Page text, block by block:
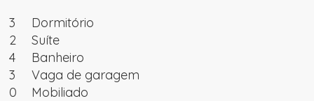
3
Dormitório
2
Suíte
4
Banheiro
3
Vaga de garagem
0
Mobiliado